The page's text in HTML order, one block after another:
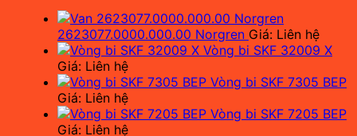
2623077.0000.000.00 Norgren Giá: Liên hệ
Vòng bi SKF 32009 X
Giá: Liên hệ
Vòng bi SKF 7305 BEP
Giá: Liên hệ
Vòng bi SKF 7205 BEP
Giá: Liên hệ